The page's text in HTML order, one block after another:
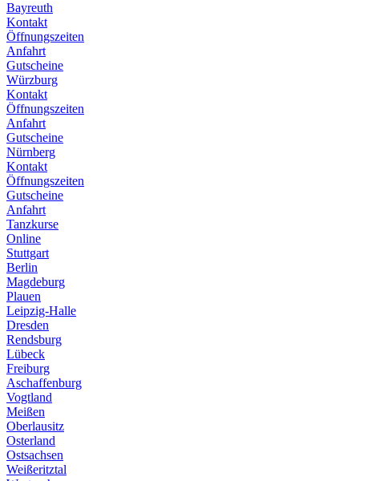
Bayreuth
Kontakt
Öffnungszeiten
Anfahrt
Gutscheine
Würzburg
Kontakt
Öffnungszeiten
Anfahrt
Gutscheine
Nürnberg
Kontakt
Öffnungszeiten
Gutscheine
Anfahrt
Tanzkurse
Online
Stuttgart
Berlin
Magdeburg
Plauen
Leipzig-Halle
Dresden
Rendsburg
Lübeck
Freiburg
Aschaffenburg
Vogtland
Meißen
Oberlausitz
Osterland
Ostsachsen
Weißeritztal